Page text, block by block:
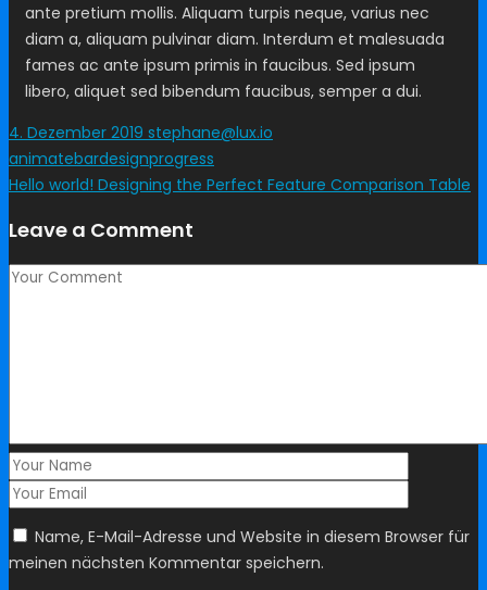
ante pretium mollis. Aliquam turpis neque, varius nec
diam a, aliquam pulvinar diam. Interdum et malesuada
fames ac ante ipsum primis in faucibus. Sed ipsum
libero, aliquet sed bibendum faucibus, semper a dui.
4. Dezember 2019 stephane@lux.io
animatebardesignprogress
Hello world! Designing the Perfect Feature Comparison Table
Leave a Comment
Name, E-Mail-Adresse und Website in diesem Browser für
meinen nächsten Kommentar speichern.